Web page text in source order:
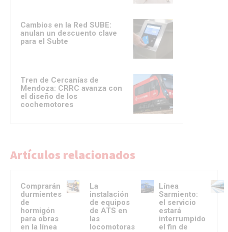
Cambios en la Red SUBE:
anulan un descuento clave
para el Subte
Tren de Cercanías de
Mendoza: CRRC avanza con
el diseño de los
cochemotores
Artículos relacionados
Comprarán
durmientes
de
hormigón
para obras
en la línea
La
instalación
de equipos
de ATS en
las
locomotoras
Línea
Sarmiento:
el servicio
estará
interrumpido
el fin de